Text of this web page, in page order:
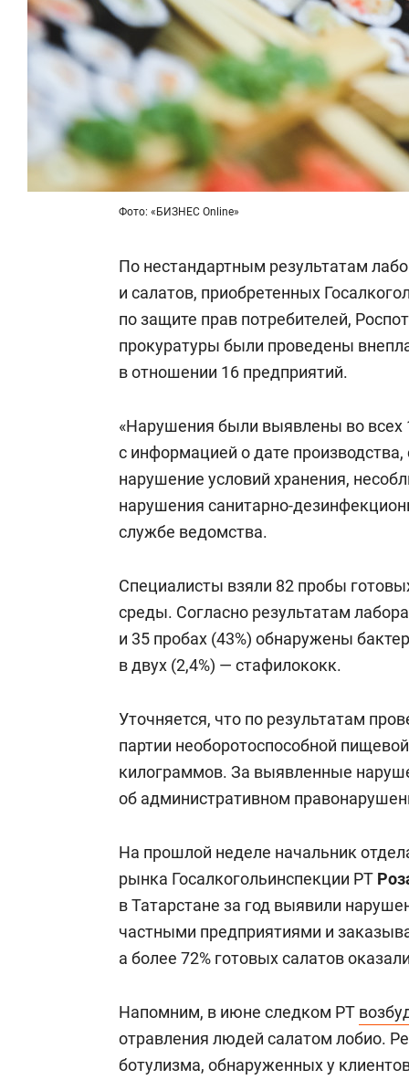
Фото: «БИЗНЕС Online»
По нестандартным результатам
и салатов, приобретенных
по защите прав потребителей,
прокуратуры были проведены
в отношении 16 предприятий.
«Нарушения были выявлены во всех
с информацией о дате производства,
нарушение условий хранения,
нарушения санитарно-
службе ведомства.
Специалисты взяли 82 пробы
среды. Согласно результатам
и 35 пробах (43%) обнаружены
в двух (2,4%) — стафилококк.
Уточняется, что по результатам
партии необоротоспособной
килограммов. За выявленные
об административном
На прошлой неделе начальник
рынка Госалкогольинспекции РТ
в Татарстане за год выявили
частными предприятиями и
а более 72% готовых салатов
Напомним, в июне следком РТ
отравления людей салатом лобио.
ботулизма, обнаруженных у